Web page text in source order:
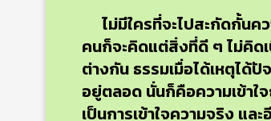
ไม่มีใครที่จะไปสะกัดกั้นค
คนก็จะคิดแต่สิ่งที่ดี ๆ ไม่คิด
ต่างกัน ธรรมเมื่อได้เหตุได้
อยู่ตลอด นั่นก็คือความเข้าใ
เป็นการเข้าใจความจริง แ